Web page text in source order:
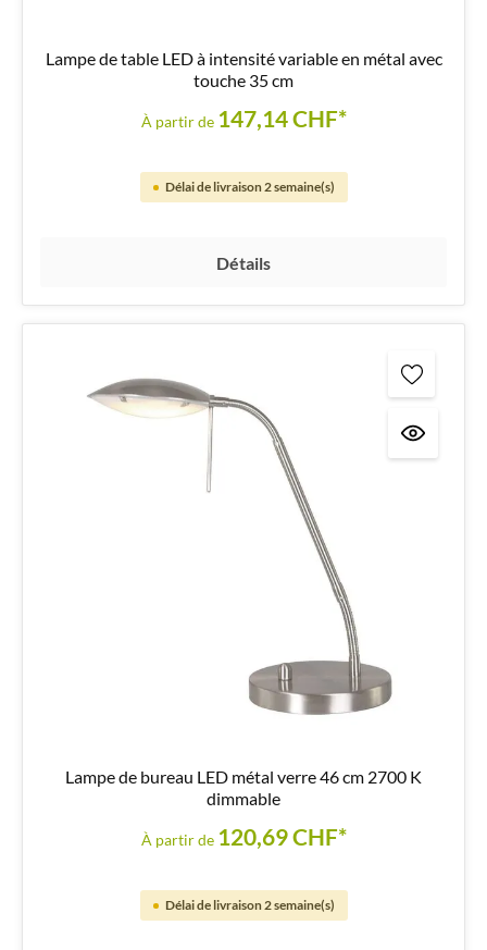
Lampe de table LED à intensité variable en métal avec
touche 35 cm
À partir de 147,14 CHF*
Délai de livraison 2 semaine(s)
Détails
Lampe de bureau LED métal verre 46 cm 2700 K
dimmable
À partir de 120,69 CHF*
Délai de livraison 2 semaine(s)